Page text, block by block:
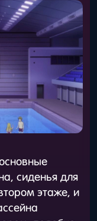
сиденья для
этаже, и